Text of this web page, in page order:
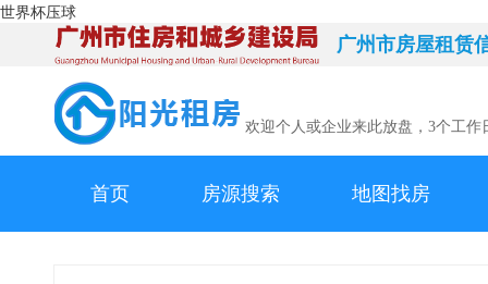
世界杯压球
广州市房屋租赁
欢迎个人或企业来此放盘，3个工作
首页 房源搜索 地图找房